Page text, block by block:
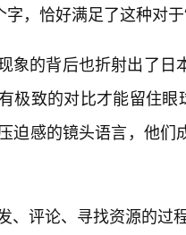
字，恰好满足了这种对
象的背后也折射出了
极致的对比才能留住
迫感的镜头语言，他
、评论、寻找资源的